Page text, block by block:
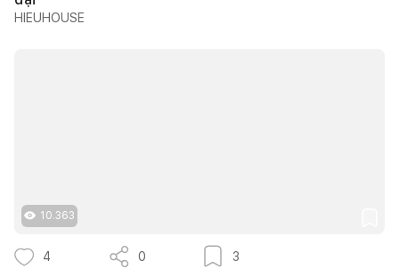
HIEUHOUSE
10.363
4 0 3